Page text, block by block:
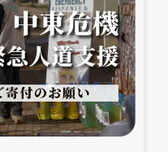
災者支援
援事業
の生活再建支援
難民支援事業